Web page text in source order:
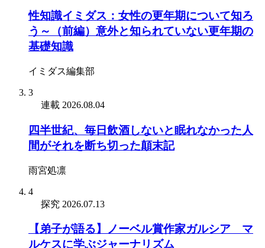
性知識イミダス：女性の更年期について知ろ
う～（前編）意外と知られていない更年期の
基礎知識
イミダス編集部
3
連載 2026.08.04
四半世紀、毎日飲酒しないと眠れなかった人
間がそれを断ち切った顛末記
雨宮処凛
4
探究 2026.07.13
【弟子が語る】ノーベル賞作家ガルシア゠マ
ルケスに学ぶジャーナリズム